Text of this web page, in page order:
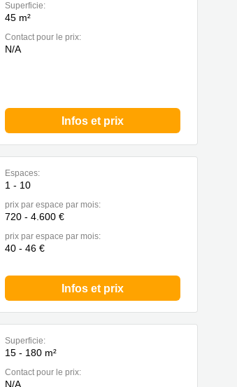
Superficie:
45 m²
Contact pour le prix:
N/A
Infos et prix
Espaces:
1 - 10
prix par espace par mois:
720 - 4.600 €
prix par espace par mois:
40 - 46 €
Infos et prix
Superficie:
15 - 180 m²
Contact pour le prix:
N/A